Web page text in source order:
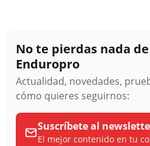
No te pierdas nada
Enduropro
Actualidad, novedades,
cómo quieres seguirnos:
Suscríbete al
El mejor contenido en tu